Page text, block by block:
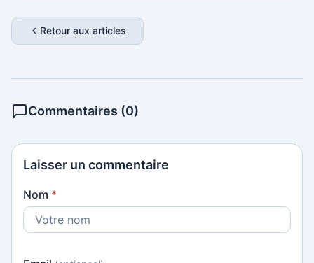
Retour aux articles
Commentaires (0)
Laisser un commentaire
Nom *